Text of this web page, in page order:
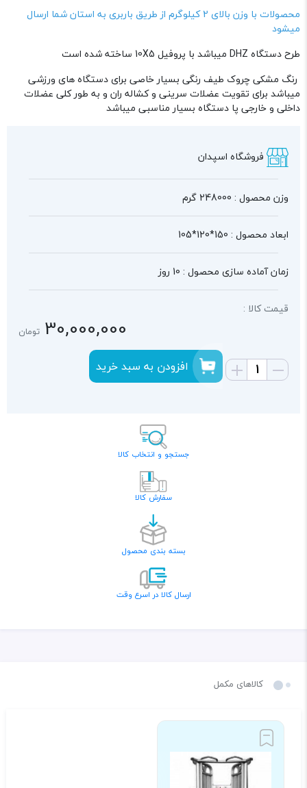
دسته : دستگاه های بدنسازیمحصولات با وزن بالای 2 کیلوگرم از طریق باربری به استان شما ارسال
میشود
طرح دستگاه DHZ میباشد با پروفیل 10X5 ساخته شده است
رنگ مشکی چروک طیف رنگی بسیار خاصی برای دستگاه های ورزشی
میباشد برای تقویت عضلات سرینی و کشاله ران و به طور کلی عضلات
داخلی و خارجی پا دستگاه بسیار مناسبی میباشد
فروشگاه اسپدان
وزن محصول : 248000 گرم
ابعاد محصول : 150*120*105
زمان آماده سازی محصول : 10 روز
قیمت کالا :
30,000,000 تومان
افزودن به سبد خرید
جستجو و انتخاب کالا
سفارش کالا
بسته بندی محصول
ارسال کالا در اسرع وقت
کالاهای مکمل